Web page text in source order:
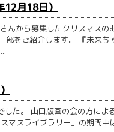
月18日）
んから募集したクリスマス
部をご紹介します。 『未来
た。 山口版画の会の方によ
マスライブラリー」の期間